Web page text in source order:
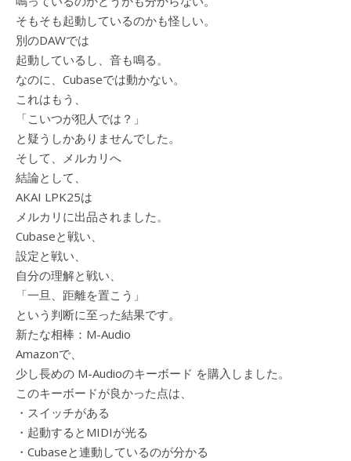
そもそも起動しているのかも怪しい。
別のDAWでは
起動しているし、音も鳴る。
なのに、Cubaseでは動かない。
これはもう、
「こいつが犯人では？」
と疑うしかありませんでした。
そして、メルカリへ
結論として、
AKAI LPK25は
メルカリに出品されました。
Cubaseと戦い、
設定と戦い、
自分の理解と戦い、
「一旦、距離を置こう」
という判断に至った結果です。
新たな相棒：M-Audio
Amazonで、
少し長めの M-Audioのキーボード を購入しました。
このキーボードが良かった点は、
・スイッチがある
・起動するとMIDIが光る
・Cubaseと連動しているのが分かる